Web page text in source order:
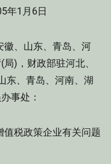
年1月6日
徽、山东、青岛、河
)，财政部驻河北、
东、青岛、河南、湖
事处：
税政策企业有关问题